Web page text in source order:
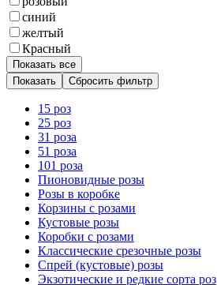
синий
желтый
Красный
Показать все
Сбросить фильтр
15 роз
25 роз
31 роза
51 роза
101 роза
Пионовидные розы
Розы в коробке
Корзины с розами
Кустовые розы
Коробки с розами
Классические срезочные розы
Спрей (кустовые) розы
Экзотические и редкие сорта роз